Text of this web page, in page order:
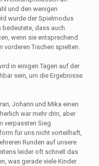
und den wenigen
wurde der Spielmodus
dass auch
wenn sie entsprechend
vorderen Tischen spielten.
in einigen Tagen auf der
sein, um die Ergebnisse
Johann und Mika einen
war mehr drin, aber
verpassten Sieg
für uns nicht vorteilhaft,
Runden auf unsere
leider oft schnell das
was gerade viele Kinder